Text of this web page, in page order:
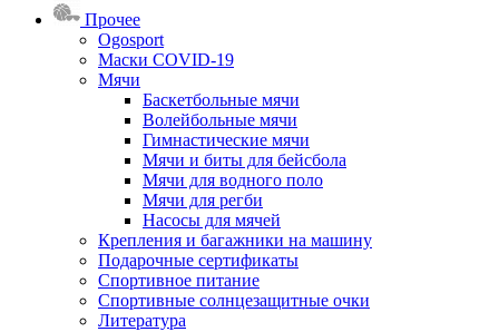
Прочее
Ogosport
Маски COVID-19
Мячи
Баскетбольные мячи
Волейбольные мячи
Гимнастические мячи
Мячи и биты для бейсбола
Мячи для водного поло
Мячи для регби
Насосы для мячей
Крепления и багажники на машину
Подарочные сертификаты
Спортивное питание
Спортивные солнцезащитные очки
Литература